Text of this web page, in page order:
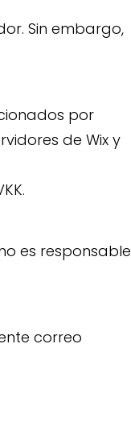
Sin embargo,
por
de Wix y
es responsable
correo